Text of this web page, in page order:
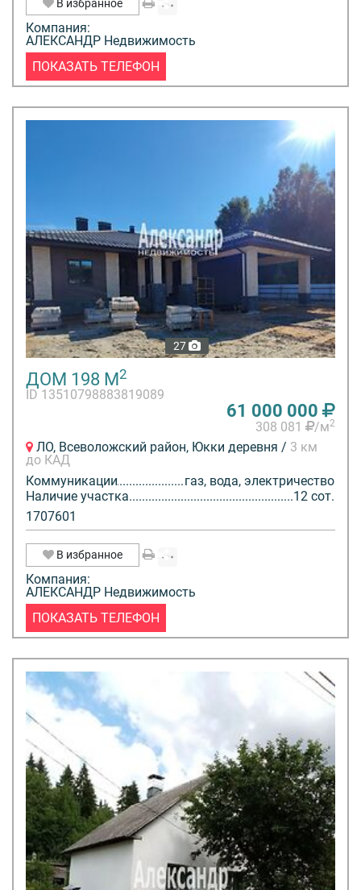
В избранное
Компания:
АЛЕКСАНДР Недвижимость
ПОКАЗАТЬ ТЕЛЕФОН
27
ДОМ 198 М2
ID 13510798883819089
61 000 000
308 081 /м2
ЛО, Всеволожский район, Юкки деревня / 3 км
до КАД
Коммуникации
газ, вода, электричество
Наличие участка
12 сот.
1707601
В избранное
Компания:
АЛЕКСАНДР Недвижимость
ПОКАЗАТЬ ТЕЛЕФОН